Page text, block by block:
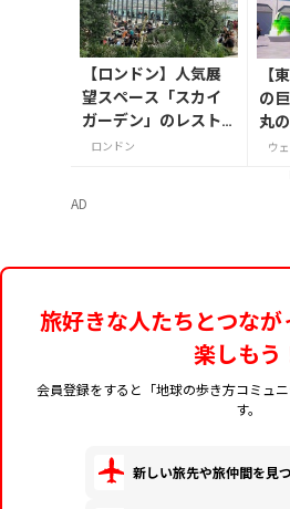
【ロンドン】人気展
望スペース「スカイ
ガーデン」のレスト
ランへ！
ロンドン
【
の
丸
Ｉ
か
ウ
AD
旅好きな人たちとつなが
楽しもう
会員登録をすると「地球の歩き方コミュ
す。
新しい旅先や旅仲間を見